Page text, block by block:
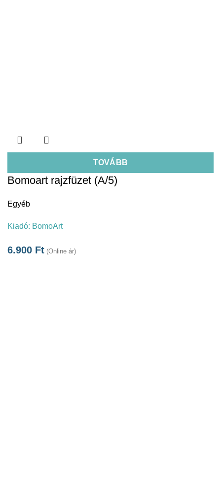
TOVÁBB
Bomoart rajzfüzet (A/5)
Egyéb
Kiadó: BomoArt
6.900 Ft (Online ár)